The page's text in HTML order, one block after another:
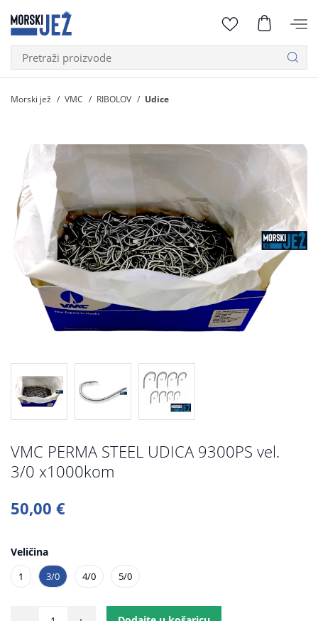
Morski jež VMC RIBOLOV Udice
VMC PERMA STEEL UDICA 9300PS vel.
3/0 x1000kom
50,00 €
Veličina
1 3/0 4/0 5/0